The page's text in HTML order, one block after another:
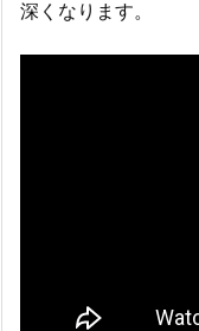
深くなります。